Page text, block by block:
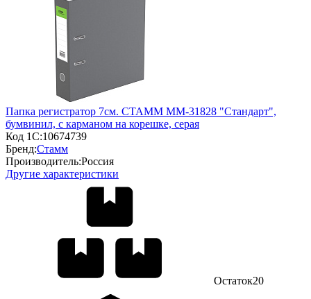
Папка регистратор 7см. СТАММ ММ-31828 "Стандарт",
бумвинил, с карманом на корешке, серая
Код 1С:10674739
Бренд:Стамм
Производитель:Россия
Другие характеристики
Остаток20